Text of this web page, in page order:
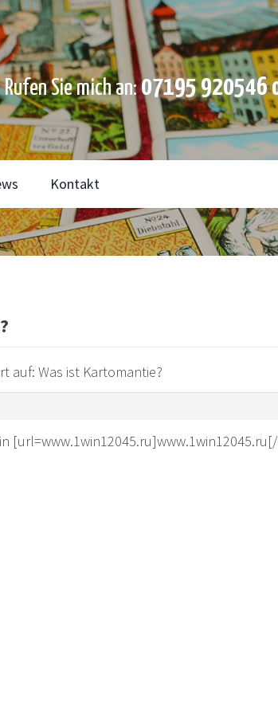
Rufen Sie mich an:07195 920546
Kontakt
auf: Was ist Kartomantie?